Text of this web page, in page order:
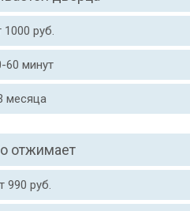
1000 руб.
60 минут
месяца
отжимает
990 руб.